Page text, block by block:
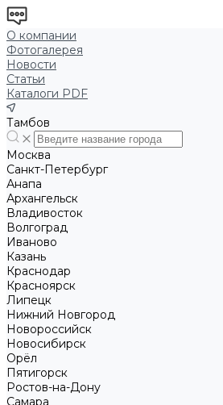
О компании
Фотогалерея
Новости
Статьи
Каталоги PDF
Тамбов
Москва
Санкт-Петербург
Анапа
Архангельск
Владивосток
Волгоград
Иваново
Казань
Краснодар
Красноярск
Липецк
Нижний Новгород
Новороссийск
Новосибирск
Орёл
Пятигорск
Ростов-на-Дону
Самара